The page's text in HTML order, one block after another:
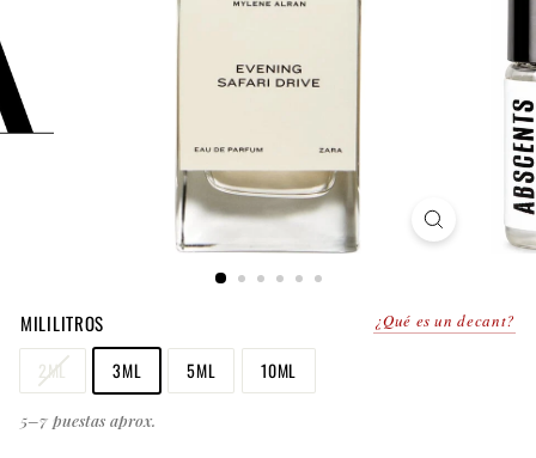
MILILITROS ¿Qué es un decant?
2ML 3ML 5ML 10ML
5–7 puestas aprox.